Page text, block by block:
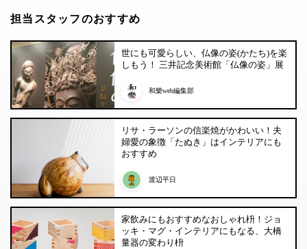
担当スタッフのおすすめ
世にも可愛らしい、仏像の姿(かたち)を楽
しもう！ 三井記念美術館「仏像の姿」展
和樂web編集部
リサ・ラーソンの信楽焼がかわいい！夫
婦愛の象徴「たぬき」はインテリアにも
おすすめ
渡辺平日
家飲みにもおすすめなおしゃれ枡！ジョ
ッキ・マグ・インテリアにもなる、大橋
量器の変わり枡